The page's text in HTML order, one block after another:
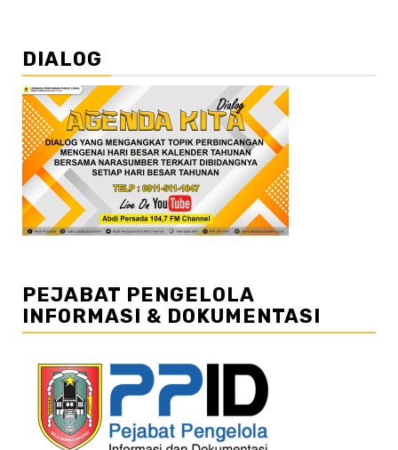
DIALOG
PEJABAT PENGELOLA
INFORMASI & DOKUMENTASI